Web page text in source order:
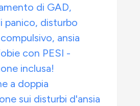
di GAD,
panico, disturbo
ansia
con PESI -
inclusa!
a doppia
sui disturbi d'ansia